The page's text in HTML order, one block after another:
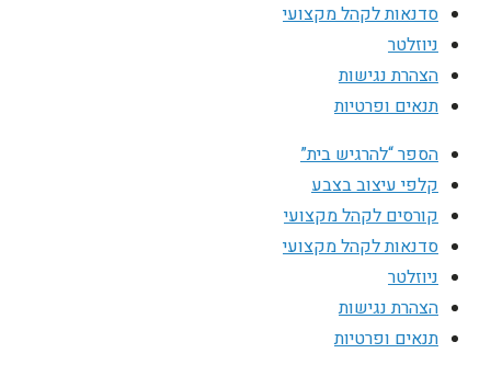
סדנאות לקהל מקצועי
ניוזלטר
הצהרת נגישות
תנאים ופרטיות
הספר “להרגיש בית”
קלפי עיצוב בצבע
קורסים לקהל מקצועי
סדנאות לקהל מקצועי
ניוזלטר
הצהרת נגישות
תנאים ופרטיות